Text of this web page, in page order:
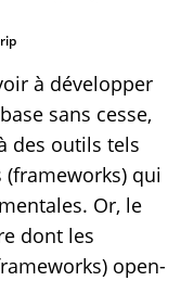
à développer
sans cesse,
des outils tels
(frameworks) qui
Or, le
dont les
open-